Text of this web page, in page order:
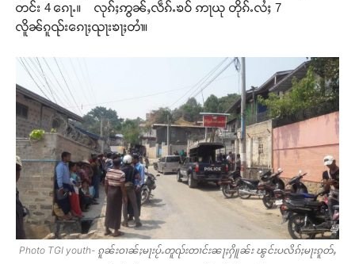
တင်း 4 ၵေႃႉ။ လုၵ်ႈဢွၼ်ႇလဵၵ်ႉၶဝ် ဢႃယု တိုၵ်ႉလႆႈ 7
လိူၼ်ၵူၺ်းၵေႃႈၺႃးၶႃႈတၢႆ။
Photo TGI youth- ၵူၼ်းဝၢၼ်ႈမႃးပႂ်ႉတူၺ်းတၢင်းၼႃႈႁိူၼ်း ၽွင်းပလိၵ်ႈမႃးၵူတ်ႇ